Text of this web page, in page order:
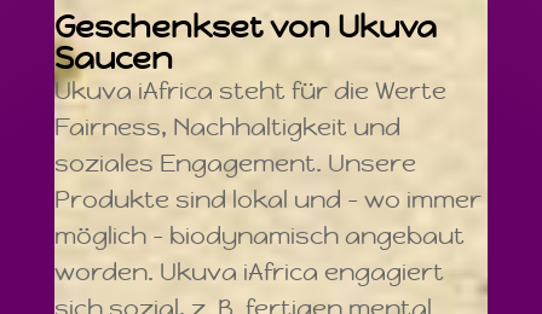
Geschenkset von Ukuva
Saucen
Ukuva iAfrica steht für die Werte
Fairness, Nachhaltigkeit und
soziales Engagement. Unsere
Produkte sind lokal und – wo immer
möglich – biodynamisch angebaut
worden. Ukuva iAfrica engagiert